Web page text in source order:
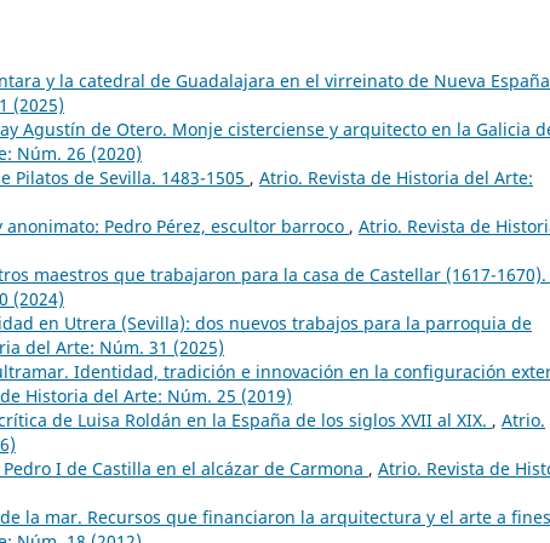
y la catedral de Guadalajara en el virreinato de Nueva
(2025)
Agustín de Otero. Monje cisterciense y arquitecto en la Galicia
Núm. 26 (2020)
Pilatos de Sevilla. 1483-1505 , Atrio. Revista de Historia del Arte:
anonimato: Pedro Pérez, escultor barroco , Atrio. Revista de
maestros que trabajaron para la casa de Castellar (1617-1670).
(2024)
en Utrera (Sevilla): dos nuevos trabajos para la parroquia de
del Arte: Núm. 31 (2025)
Identidad, tradición e innovación en la configuración
Historia del Arte: Núm. 25 (2019)
de Luisa Roldán en la España de los siglos XVII al XIX. , Atrio.
I de Castilla en el alcázar de Carmona , Atrio. Revista de
la mar. Recursos que financiaron la arquitectura y el arte a